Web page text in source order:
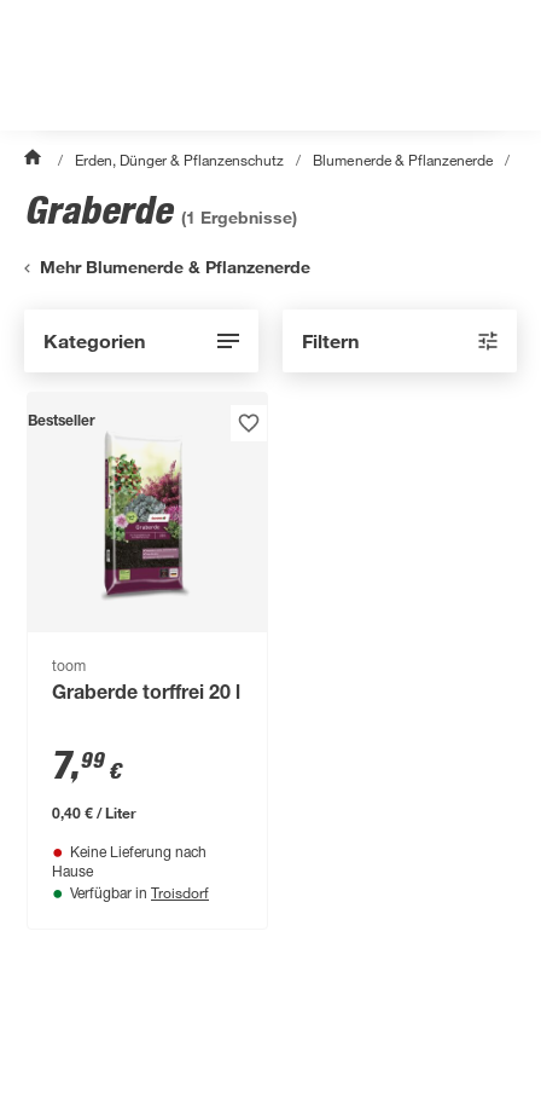
/ Erden, Dünger & Pflanzenschutz / Blumenerde & Pflanzenerde /
Graberde (1 Ergebnisse)
Mehr Blumenerde & Pflanzenerde
Kategorien Filtern
Bestseller
toom
Graberde torffrei 20 l
7,99 €
0,40 € / Liter
Keine Lieferung nach
Hause
Verfügbar in Troisdorf